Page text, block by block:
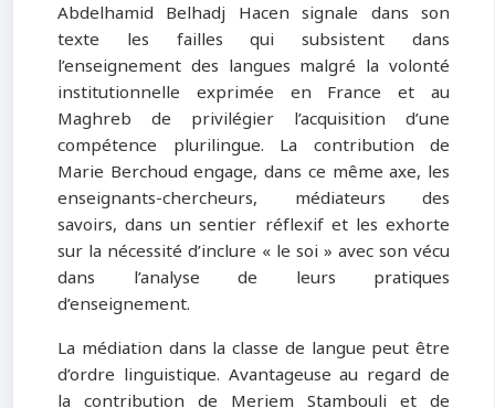
Abdelhamid Belhadj Hacen signale dans son
texte les failles qui subsistent dans
l’enseignement des langues malgré la volonté
institutionnelle exprimée en France et au
Maghreb de privilégier l’acquisition d’une
compétence plurilingue. La contribution de
Marie Berchoud engage, dans ce même axe, les
enseignants-chercheurs, médiateurs des
savoirs, dans un sentier réflexif et les exhorte
sur la nécessité d’inclure « le soi » avec son vécu
dans l’analyse de leurs pratiques
d’enseignement.
La médiation dans la classe de langue peut être
d’ordre linguistique. Avantageuse au regard de
la contribution de Meriem Stambouli et de